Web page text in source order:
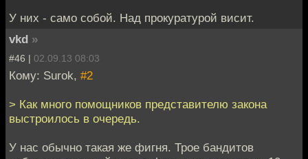
У них - само собой. Над прокуратурой висит.
vkd »
#46 | 02.09.13 08:03
Кому: Surok, #2
> Как много помощников представителю закона
выстроилось в очередь.
У нас обычно такая же фигня. Трое бандитов